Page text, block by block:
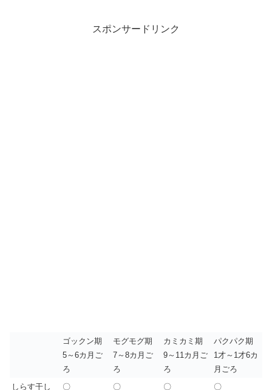
スポンサードリンク
ゴックン期
5～6カ月ご
ろ
モグモグ期
7～8カ月ご
ろ
カミカミ期
9～11カ月ご
ろ
パクパク期
1才～1才6カ
月ごろ
しらす干し
〇 〇 〇
〇